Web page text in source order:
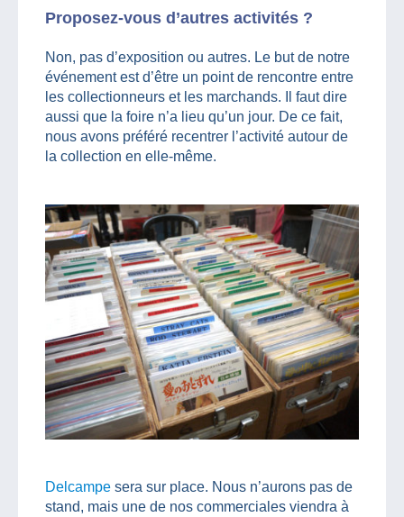
Proposez-vous d’autres activités ?
Non, pas d’exposition ou autres. Le but de notre
événement est d’être un point de rencontre entre
les collectionneurs et les marchands. Il faut dire
aussi que la foire n’a lieu qu’un jour. De ce fait,
nous avons préféré recentrer l’activité autour de
la collection en elle-même.
Delcampe sera sur place. Nous n’aurons pas de
stand, mais une de nos commerciales viendra à